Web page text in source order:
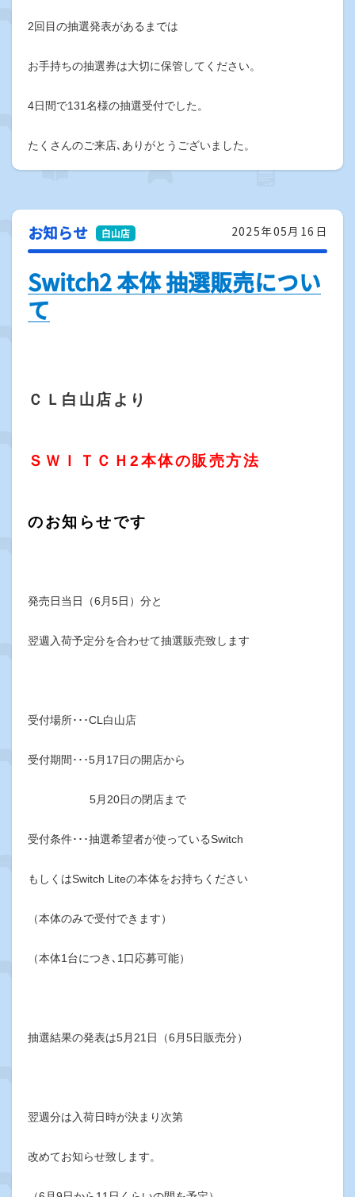
2回目の抽選発表があるまでは
お手持ちの抽選券は大切に保管してください。
4日間で131名様の抽選受付でした。
たくさんのご来店､ありがとうございました。
2025年05月16日
お知らせ
Switch2 本体 抽選販売につい
て
ＣＬ白山店より
ＳＷＩＴＣＨ2本体の販売方法
のお知らせです
発売日当日（6月5日）分と
翌週入荷予定分を合わせて抽選販売致します
受付場所･･･CL白山店
受付期間･･･5月17日の開店から
5月20日の閉店まで
受付条件･･･抽選希望者が使っているSwitch
もしくはSwitch Liteの本体をお持ちください
（本体のみで受付できます）
（本体1台につき､1口応募可能）
抽選結果の発表は5月21日（6月5日販売分）
翌週分は入荷日時が決まり次第
改めてお知らせ致します。